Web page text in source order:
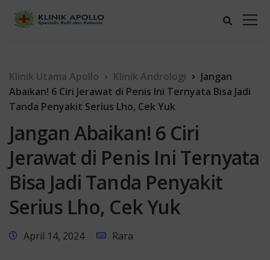
Klinik Utama Apollo Klinik Andrologi
Jangan
Abaikan! 6 Ciri Jerawat di Penis Ini Ternyata Bisa Jadi
Tanda Penyakit Serius Lho, Cek Yuk
Jangan Abaikan! 6 Ciri
Jerawat di Penis Ini Ternyata
Bisa Jadi Tanda Penyakit
Serius Lho, Cek Yuk
April 14, 2024 Rara